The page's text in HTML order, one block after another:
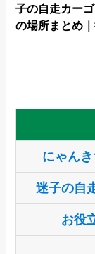
子の自走カーゴ
の場所まとめ
にゃん
迷子の自
お役